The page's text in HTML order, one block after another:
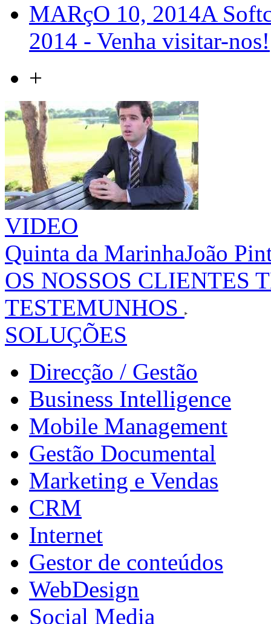
MARçO 10, 2014A
2014 - Venha visitar-nos!
+
VIDEO
Quinta da MarinhaJoão
OS NOSSOS CLIENTES
TESTEMUNHOS
SOLUÇÕES
Direcção / Gestão
Business Intelligence
Mobile Management
Gestão Documental
Marketing e Vendas
CRM
Internet
Gestor de conteúdos
WebDesign
Social Media